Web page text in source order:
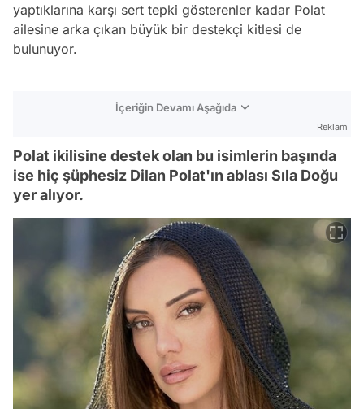
yaptıklarına karşı sert tepki gösterenler kadar Polat
ailesine arka çıkan büyük bir destekçi kitlesi de
bulunuyor.
İçeriğin Devamı Aşağıda
Reklam
Polat ikilisine destek olan bu isimlerin başında
ise hiç şüphesiz Dilan Polat'ın ablası Sıla Doğu
yer alıyor.